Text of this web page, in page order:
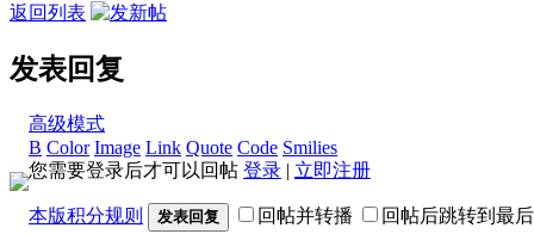
返回列表
发表回复
高级模式
B Color Image Link Quote Code Smilies
您需要登录后才可以回帖 登录 | 立即注册
本版积分规则 发表回复 回帖并转播 回帖后跳转到最